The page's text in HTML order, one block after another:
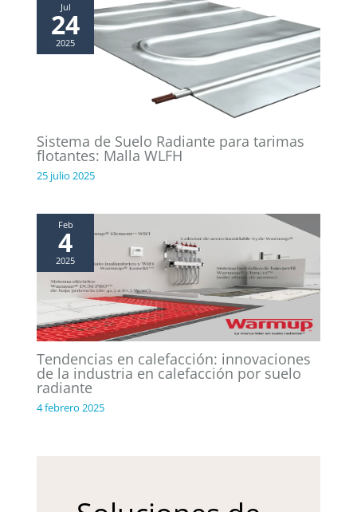
Jul
24
2025
Sistema de Suelo Radiante para tarimas
flotantes: Malla WLFH
25 julio 2025
Feb
4
2025
Tendencias en calefacción: innovaciones
de la industria en calefacción por suelo
radiante
4 febrero 2025